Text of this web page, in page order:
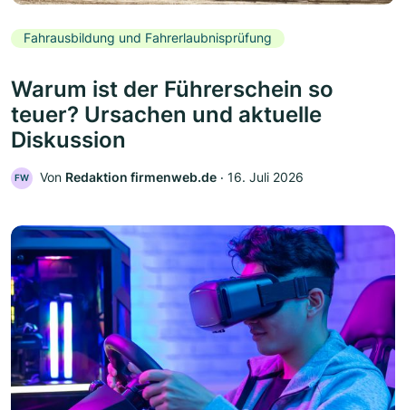
Fahrausbildung und Fahrerlaubnisprüfung
Warum ist der Führerschein so
teuer? Ursachen und aktuelle
Diskussion
FW Von Redaktion firmenweb.de ‧ 16. Juli 2026